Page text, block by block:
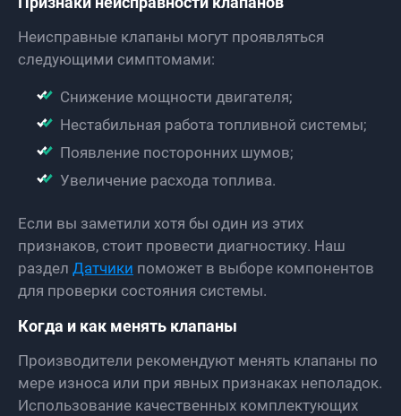
Неисправные клапаны могут проявляться
следующими симптомами:
Снижение мощности двигателя;
Нестабильная работа топливной системы;
Появление посторонних шумов;
Увеличение расхода топлива.
Если вы заметили хотя бы один из этих
признаков, стоит провести диагностику. Наш
раздел Датчики поможет в выборе компонентов
для проверки состояния системы.
Когда и как менять клапаны
Производители рекомендуют менять клапаны по
мере износа или при явных признаках неполадок.
Использование качественных комплектующих